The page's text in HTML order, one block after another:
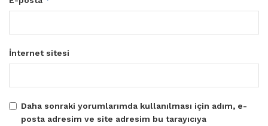
İnternet sitesi
Daha sonraki yorumlarımda kullanılması için adım, e-
posta adresim ve site adresim bu tarayıcıya